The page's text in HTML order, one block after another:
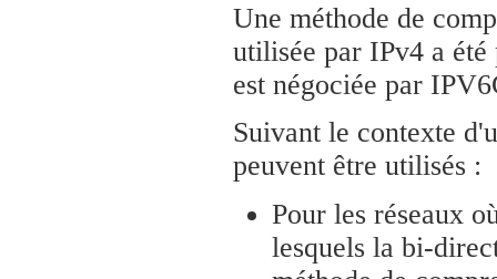
Une méthode de
utilisée par IPv4 a
est négociée par
Suivant le contexte
peuvent être utilisés :
Pour les réseaux
lesquels la bi-